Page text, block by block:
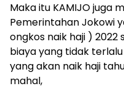
Maka itu KAMIJO juga
Pemerintahan Jokowi
ongkos naik haji ) 2022
biaya yang tidak
yang akan naik haji
mahal,